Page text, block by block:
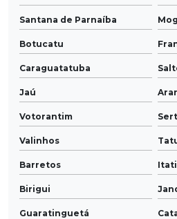
Santana de Parnaíba
Botucatu
Caraguatatuba
Jaú
Votorantim
Valinhos
Barretos
Birigui
Guaratinguetá